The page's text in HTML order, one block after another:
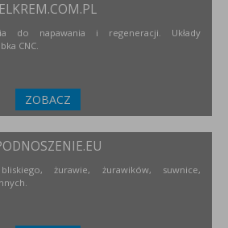
ELKREM.COM.PL
do napawania i regeneracji. Układy
CNC.
ZOBACZ
żurawie, żurawików, suwnice,